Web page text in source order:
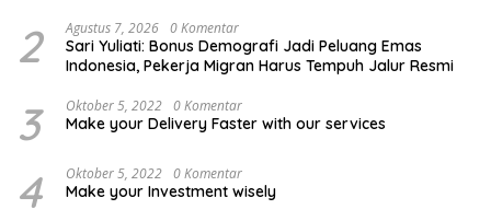
2 Agustus 7, 2026 0 Komentar
Sari Yuliati: Bonus Demografi Jadi Peluang Emas
Indonesia, Pekerja Migran Harus Tempuh Jalur Resmi
3 Oktober 5, 2022 0 Komentar
Make your Delivery Faster with our services
4 Oktober 5, 2022 0 Komentar
Make your Investment wisely